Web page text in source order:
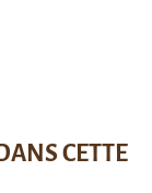
CETTE